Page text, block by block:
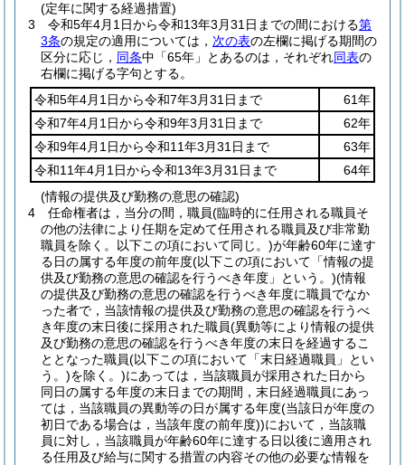
(定年に関する経過措置)
3
令和5年4月1日から令和13年3月31日までの間における第
3条の規定の適用については， 次の表の左欄に掲げる期間の
区分に応じ， 同条中「65年」とあるのは，それぞれ同表の
右欄に掲げる字句とする。
令和5年4月1日から令和7年3月31日まで
61年
令和7年4月1日から令和9年3月31日まで
62年
令和9年4月1日から令和11年3月31日まで
63年
令和11年4月1日から令和13年3月31日まで
64年
(情報の提供及び勤務の意思の確認)
4
任命権者は，当分の間，職員(臨時的に任用される職員そ
の他の法律により任期を定めて任用される職員及び非常勤
職員を除く。以下この項において同じ。)が年齢60年に達す
る日の属する年度の前年度(以下この項において「情報の提
供及び勤務の意思の確認を行うべき年度」という。)(情報
の提供及び勤務の意思の確認を行うべき年度に職員でなか
った者で，当該情報の提供及び勤務の意思の確認を行うべ
き年度の末日後に採用された職員(異動等により情報の提供
及び勤務の意思の確認を行うべき年度の末日を経過するこ
ととなった職員(以下この項において「末日経過職員」とい
う。)を除く。)にあっては，当該職員が採用された日から
同日の属する年度の末日までの期間，末日経過職員にあっ
ては，当該職員の異動等の日が属する年度(当該日が年度の
初日である場合は，当該年度の前年度))において，当該職
員に対し，当該職員が年齢60年に達する日以後に適用され
る任用及び給与に関する措置の内容その他の必要な情報を